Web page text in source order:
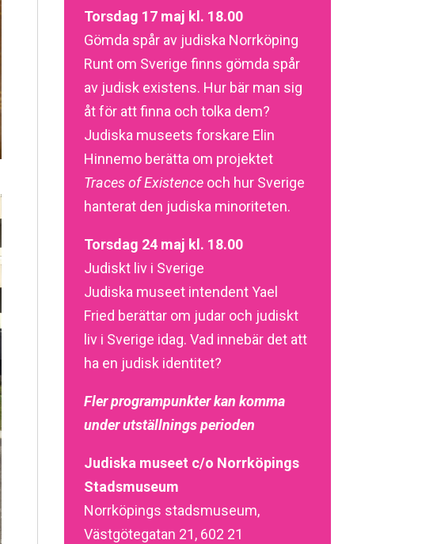
Torsdag 17 maj kl. 18.00
Gömda spår av judiska Norrköping
Runt om Sverige finns gömda spår
av judisk existens. Hur bär man sig
åt för att finna och tolka dem?
Judiska museets forskare Elin
Hinnemo berätta om projektet
Traces of Existenceoch hur Sverige
hanterat den judiska minoriteten.
Torsdag 24 maj kl. 18.00
Judiskt liv i Sverige
Judiska museet intendent Yael
Fried berättar om judar och judiskt
liv i Sverige idag. Vad innebär det att
ha en judisk identitet?
Fler programpunkter kan komma
under utställnings perioden
Judiska museet c/o Norrköpings
Stadsmuseum
Norrköpings stadsmuseum,
Västgötegatan 21, 602 21